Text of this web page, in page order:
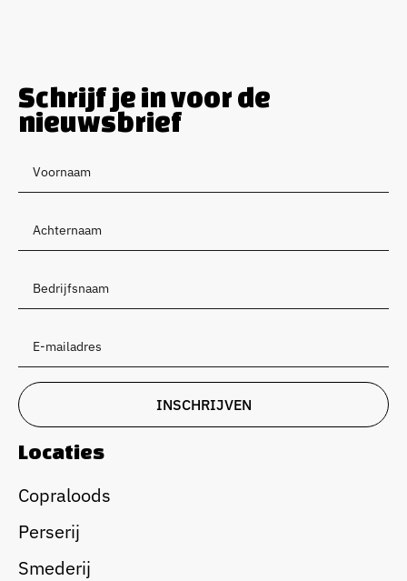
Schrijf je in voor de
nieuwsbrief
Locaties
Copraloods
Perserij
Smederij